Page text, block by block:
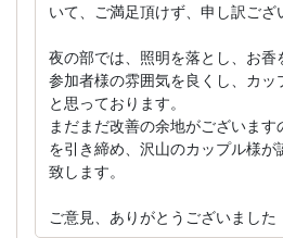
いて、ご満足頂けず、申し訳ござ
夜の部では、照明を落とし、お香
参加者様の雰囲気を良くし、カッ
と思っております。
まだまだ改善の余地がございま
を引き締め、沢山のカップル様が
致します。
ご意見、ありがとうございました